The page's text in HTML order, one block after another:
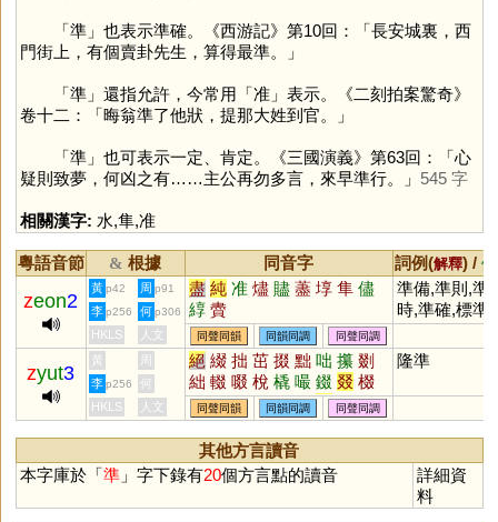
「準」也表示準確。《西游記》第10回：「長安城裏，西
門街上，有個賣卦先生，算得最準。」
「準」還指允許，今常用「准」表示。《二刻拍案驚奇》
卷十二：「晦翁準了他狀，提那大姓到官。」
「準」也可表示一定、肯定。《三國演義》第63回：「心
疑則致夢，何凶之有……主公再勿多言，來早準行。」 545 字
相關漢字: 水,隼,准
粵語音節 & 根據 同音字 詞例(解釋) /
zeon2
黃 p42 周 p91 盡 純 准 燼 贐 藎 埻 隼 儘
綧 賮
準備,準則,準
時,準確,標準
李 p256 何 p306
HKLS 人文 同聲同韻 同韻同調 同聲同調
zyut3
黃 周 絕 綴 拙 茁 掇 黜 咄 攥 剟
絀 輟 啜 梲 橇 嘬 錣 叕 棳
蕞 蝃 毲 敪 歠 餟 毳 蕝 醊
罬 畷 腏 琡 柮 惙 窋 揝 欼
裰 泏 嚽 貀 鵽 蠿
隆準
李 p256
何
HKLS
人文 同聲同韻 同韻同調 同聲同調
其他方言讀音
本字庫於「準」字下錄有20個方言點的讀音
詳細資
料